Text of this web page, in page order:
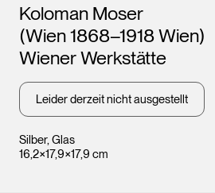
Silber, Glas
16,2×17,9×17,9 cm
Künstler*innen
Koloman Moser
(Wien 1868–1918 Wien)
Wiener Werkstätte
Leider derzeit nicht ausgestellt